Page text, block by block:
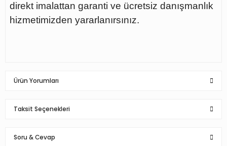
direkt imalattan garanti ve ücretsiz danışmanlık
hizmetimizden yararlanırsınız.
Ürün Yorumları
Taksit Seçenekleri
Soru & Cevap